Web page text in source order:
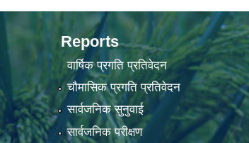
Reports
वार्षिक प्रगति प्रतिवेदन
चौमासिक प्रगति प्रतिवेदन
सार्वजनिक सुनुवाई
सार्वजनिक परीक्षण